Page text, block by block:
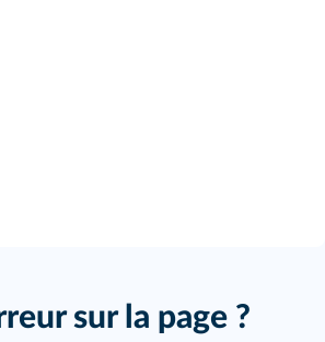
sur la page ?